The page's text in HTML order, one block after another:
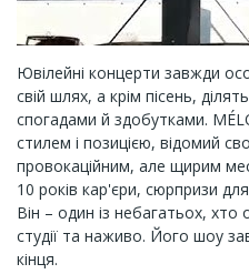
Ювілейні концерти завжди
свій шлях, а крім пісень,
спогадами й здобутками.
стилем і позицією, відомий
провокаційним, але щирим
10 років кар'єри, сюрпризи
Він – один із небагатьох,
студії та наживо. Його шоу
кінця.